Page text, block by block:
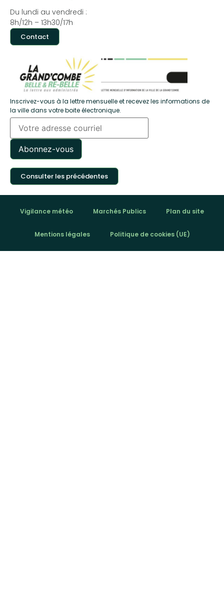
Du lundi au vendredi :
8h/12h – 13h30/17h
Contact
Inscrivez-vous à la lettre mensuelle et recevez les informations de
la ville dans votre boite électronique.
Consulter les précédentes
Vigilance météo Marchés Publics Plan du site
Mentions légales Politique de cookies (UE)